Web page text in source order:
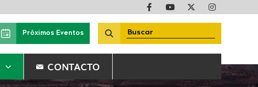
Próximos Eventos
CONTACTO